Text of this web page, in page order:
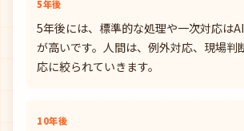
5年後
5年後には、標準的な処理や一次対応は
が高いです。人間は、例外対応、現場判
応に絞られていきます。
10年後